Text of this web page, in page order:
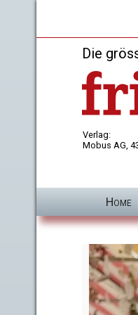
Die
Verlag:
Mobus AG,
Home